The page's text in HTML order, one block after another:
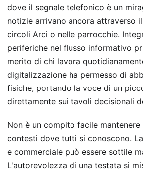
dove il segnale telefonico è un
notizie arrivano ancora attraverso
circoli Arci o nelle parrocchie.
periferiche nel flusso informativo
merito di chi lavora
digitalizzazione ha permesso di
fisiche, portando la voce di un
direttamente sui tavoli decisionali
Non è un compito facile
contesti dove tutti si conoscono.
e commerciale può essere sottile
L'autorevolezza di una testata si